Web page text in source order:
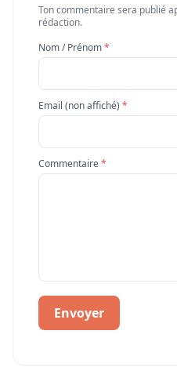
Ton commentaire sera publié
rédaction.
Nom / Prénom*
Email (non affiché) *
Commentaire*
Envoyer